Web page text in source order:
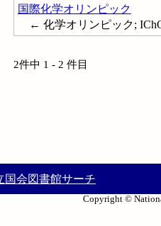
国際化学オリンピック
← 化学オリンピック;
2件中 1 - 2 件目
国会図書館サーチ
Copyright ©